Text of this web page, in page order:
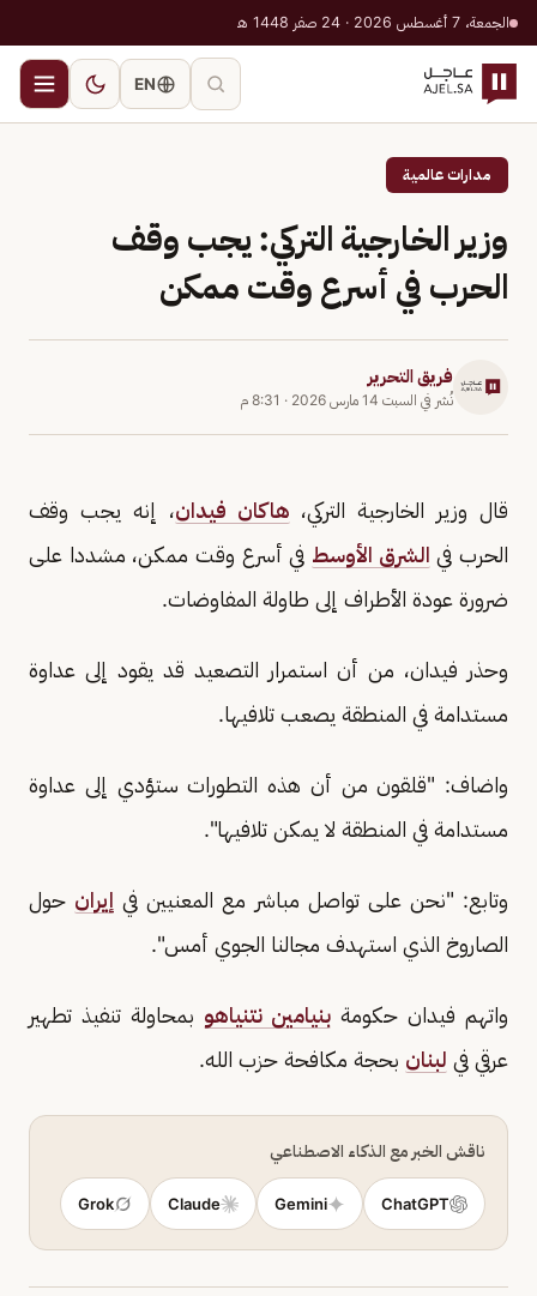
الجمعة، 7 أغسطس 2026 · 24 صفر 1448 هـ
EN
مدارات عالمية
وزير الخارجية التركي: يجب وقف
الحرب في أسرع وقت ممكن
فريق التحرير
نُشر في السبت 14 مارس 2026 · 8:31 م
قال وزير الخارجية التركي، هاكان فيدان، إنه يجب وقف
الحرب في الشرق الأوسط في أسرع وقت ممكن، مشددا على
ضرورة عودة الأطراف إلى طاولة المفاوضات.
وحذر فيدان، من أن استمرار التصعيد قد يقود إلى عداوة
مستدامة في المنطقة يصعب تلافيها.
واضاف: "قلقون من أن هذه التطورات ستؤدي إلى عداوة
مستدامة في المنطقة لا يمكن تلافيها".
وتابع: "نحن على تواصل مباشر مع المعنيين في إيران حول
الصاروخ الذي استهدف مجالنا الجوي أمس".
واتهم فيدان حكومة بنيامين نتنياهو بمحاولة تنفيذ تطهير
عرقي في ‎ لبنان بحجة مكافحة حزب الله.
ناقش الخبر مع الذكاء الاصطناعي
ChatGPT
Gemini
Claude
Grok